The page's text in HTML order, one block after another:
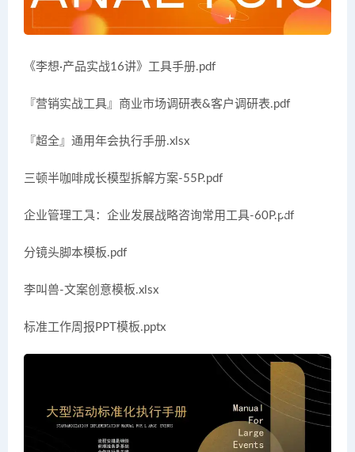
《李想·产品实战16讲》工具手册.pdf
『营销实战工具』商业市场调研表&客户调研表.pdf
『超全』通用年会执行手册.xlsx
三顿半咖啡成长模型拆解方案-55P.pdf
企业管理工具：企业发展战略咨询常用工具-60P.pdf
分镜头脚本模板.pdf
李叫兽-文案创意模板.xlsx
标准工作周报PPT模板.pptx